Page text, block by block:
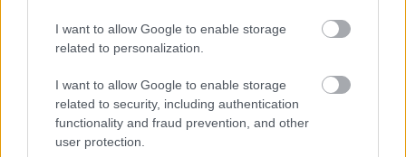
I want to allow Google to enable storage
related to personalization.
I want to allow Google to enable storage
related to security, including authentication
functionality and fraud prevention, and other
user protection.
Το παράπονο της Μαρίας Καρυστιανού από τα ΜΜΕ